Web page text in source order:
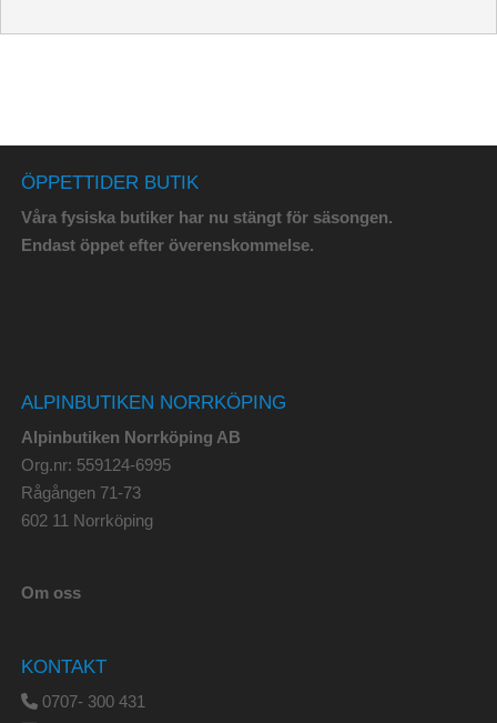
ÖPPETTIDER BUTIK
Våra fysiska butiker har nu stängt för säsongen.
Endast öppet efter överenskommelse.
ALPINBUTIKEN NORRKÖPING
Alpinbutiken Norrköping AB
Org.nr: 559124-6995
Rågången 71-73
602 11 Norrköping
Om oss
KONTAKT
0707- 300 431